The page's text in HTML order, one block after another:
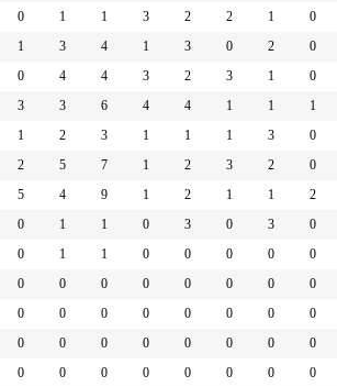
0 1 1 3 2 2 1 0
1 3 4 1 3 0 2 0
0 4 4 3 2 3 1 0
3 3 6 4 4 1 1 1
1 2 3 1 1 1 3 0
2 5 7 1 2 3 2 0
5 4 9 1 2 1 1 2
0 1 1 0 3 0 3 0
0 1 1 0 0 0 0 0
0 0 0 0 0 0 0 0
0 0 0 0 0 0 0 0
0 0 0 0 0 0 0 0
0 0 0 0 0 0 0 0